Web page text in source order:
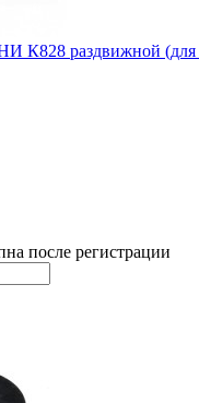
К828 раздвижной
после регистрации